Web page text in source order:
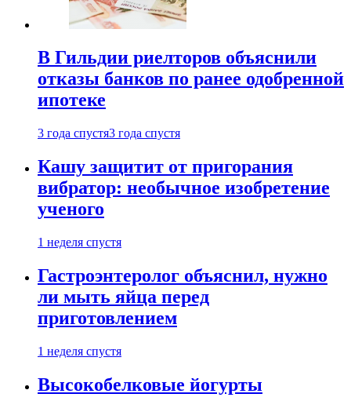
В Гильдии риелторов объяснили
отказы банков по ранее одобренной
ипотеке
3 года спустя3 года спустя
Кашу защитит от пригорания
вибратор: необычное изобретение
ученого
1 неделя спустя
Гастроэнтеролог объяснил, нужно
ли мыть яйца перед
приготовлением
1 неделя спустя
Высокобелковые йогурты